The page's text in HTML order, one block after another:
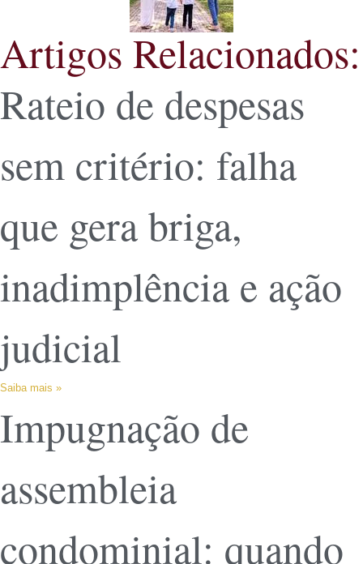
Artigos Relacionados:
Rateio de despesas
sem critério: falha
que gera briga,
inadimplência e ação
judicial
Saiba mais »
Impugnação de
assembleia
condominial: quando